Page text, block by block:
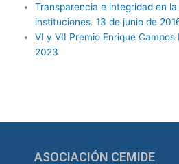
Transparencia e integridad en
instituciones. 13 de junio de
VI y VII Premio Enrique
2023
ASOCIACIÓN CEMIDE